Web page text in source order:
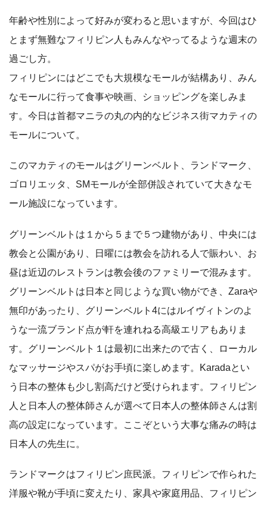
年齢や性別によって好みが変わると思いますが、今回はひ
とまず無難なフィリピン人もみんなやってるような週末の
過ごし方。
フィリピンにはどこでも大規模なモールが結構あり、みん
なモールに行って食事や映画、ショッピングを楽しみま
す。今日は首都マニラの丸の内的なビジネス街マカティの
モールについて。
このマカティのモールはグリーンベルト、ランドマーク、
ゴロリエッタ、SMモールが全部併設されていて大きなモ
ール施設になっています。
グリーンベルトは１から５まで５つ建物があり、中央には
教会と公園があり、日曜には教会を訪れる人で賑わい、お
昼は近辺のレストランは教会後のファミリーで混みます。
グリーンベルトは日本と同じような買い物ができ、Zaraや
無印があったり、グリーンベルト4にはルイヴィトンのよ
うな一流ブランド点が軒を連れねる高級エリアもありま
す。グリーンベルト１は最初に出来たので古く、ローカル
なマッサージやスパがお手頃に楽しめます。Karadaとい
う日本の整体も少し割高だけど受けられます。フィリピン
人と日本人の整体師さんが選べて日本人の整体師さんは割
高の設定になっています。ここぞという大事な痛みの時は
日本人の先生に。
ランドマークはフィリピン庶民派。フィリピンで作られた
洋服や靴が手頃に変えたり、家具や家庭用品、フィリピン